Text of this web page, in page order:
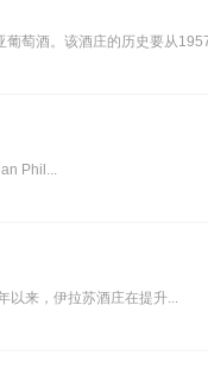
萄酒。该酒庄的历史要从
Phil...
以来，伊拉苏酒庄在提升...